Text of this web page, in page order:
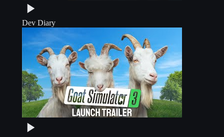
Dev Diary